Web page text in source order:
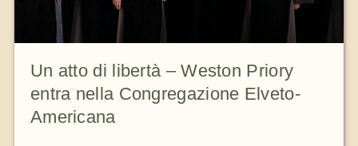
Un atto di libertà – Weston Priory
entra nella Congregazione Elveto-
Americana